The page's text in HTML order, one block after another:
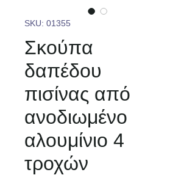
SKU: 01355
Σκούπα
δαπέδου
πισίνας από
ανοδιωμένο
αλουμίνιο 4
τροχών